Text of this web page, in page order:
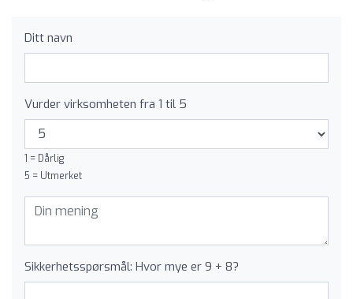
Ditt navn
Vurder virksomheten fra 1 til 5
1 = Dårlig
5 = Utmerket
Sikkerhetsspørsmål: Hvor mye er 9 + 8?